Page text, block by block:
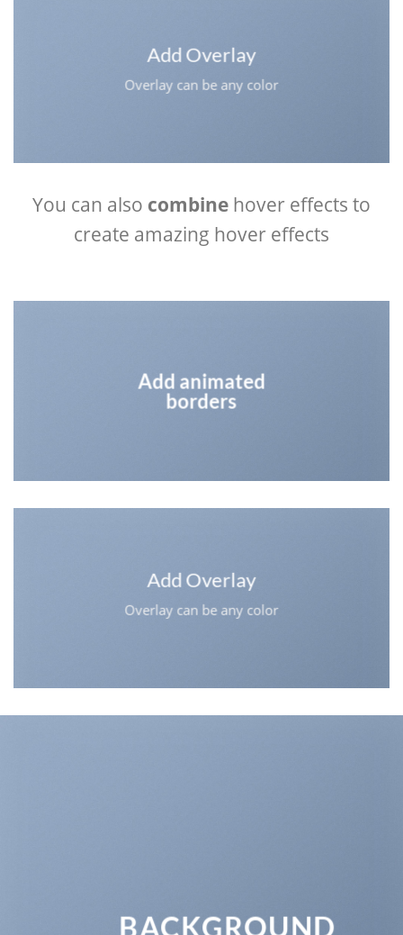
Add Overlay
Overlay can be any color
You can also combine hover effects to
create amazing hover effects
Add animated
borders
Add Overlay
Overlay can be any color
BACKGROUND